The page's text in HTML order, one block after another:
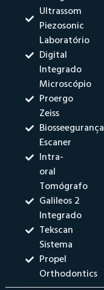
Ultrassom
Piezosonic
Laboratório
Digital
Integrado
Microscópio
Proergo
Zeiss
Biosseegurança
Escaner
Intra-
oral
Tomógrafo
Galileos 2
Integrado
Tekscan
Sistema
Propel
Orthodontics